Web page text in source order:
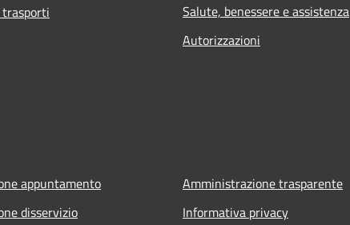
Salute, benessere e assistenza
Autorizzazioni
appuntamento
disservizio
Amministrazione trasparente
Informativa privacy